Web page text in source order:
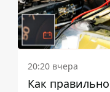
20:20 вчера
Как правильно